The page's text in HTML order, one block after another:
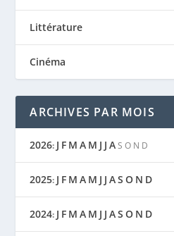
Littérature
Cinéma
ARCHIVES PAR MOIS
2026: J F M A M J J A S O N D
2025: J F M A M J J AS O N D
2024: J F M A M J J AS O N D